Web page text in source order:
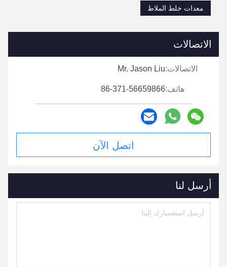
معدات خلط الملاط
الاتصالات
الاتصالات:Mr. Jason Liu
هاتف:86-371-56659866
اتصل الآن
أرسل لنا